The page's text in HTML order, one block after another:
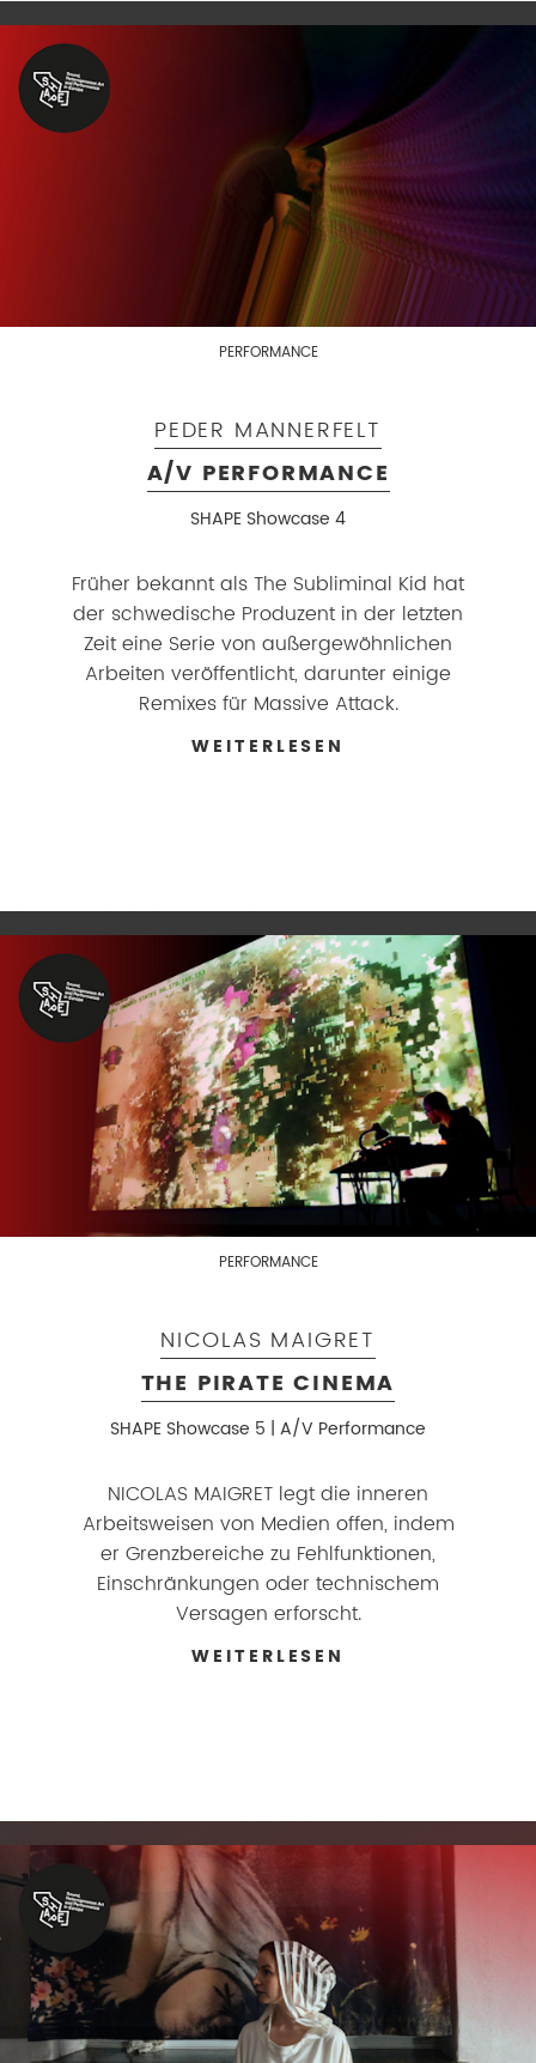
PERFORMANCE
PEDER MANNERFELT
A/V PERFORMANCE
SHAPE Showcase 4
Früher bekannt als The Subliminal Kid hat
der schwedische Produzent in der letzten
Zeit eine Serie von außergewöhnlichen
Arbeiten veröffentlicht, darunter einige
Remixes für Massive Attack.
WEITERLESEN
PERFORMANCE
NICOLAS MAIGRET
THE PIRATE CINEMA
SHAPE Showcase 5 | A/V Performance
NICOLAS MAIGRET legt die inneren
Arbeitsweisen von Medien offen, indem
er Grenzbereiche zu Fehlfunktionen,
Einschränkungen oder technischem
Versagen erforscht.
WEITERLESEN